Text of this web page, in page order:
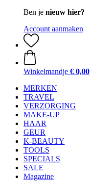
Ben je nieuw hier?
Account aanmaken
Winkelmandje € 0,00
MERKEN
TRAVEL
VERZORGING
MAKE-UP
HAAR
GEUR
K-BEAUTY
TOOLS
SPECIALS
SALE
Magazine